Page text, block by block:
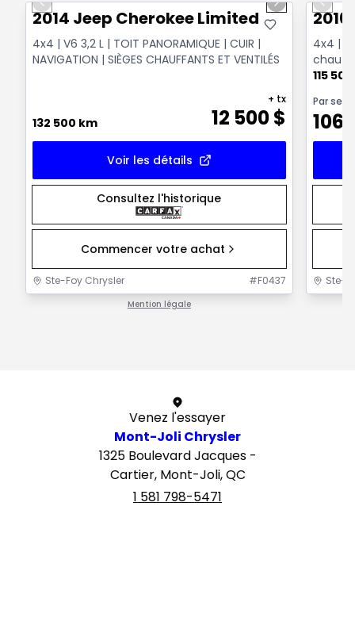
Previous slide Next slide
2014 Jeep Cherokee Limited
4x4 | V6 3,2 L | TOIT PANORAMIQUE | CUIR |
NAVIGATION | SIÈGES CHAUFFANTS ET VENTILÉS
132 500 km 12 500$
+ tx
Voir les détails
Consultez l'historique
Commencer votre achat
Ste-Foy Chrysler #F0437
Mention légale
4x4 |
à
115
Par
106
Ste-
Venez l'essayer
Mont-Joli Chrysler
1325 Boulevard Jacques -
Cartier, Mont-Joli, QC
1 581 798-5471